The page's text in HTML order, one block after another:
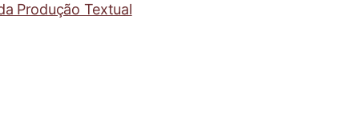
Produção Textual